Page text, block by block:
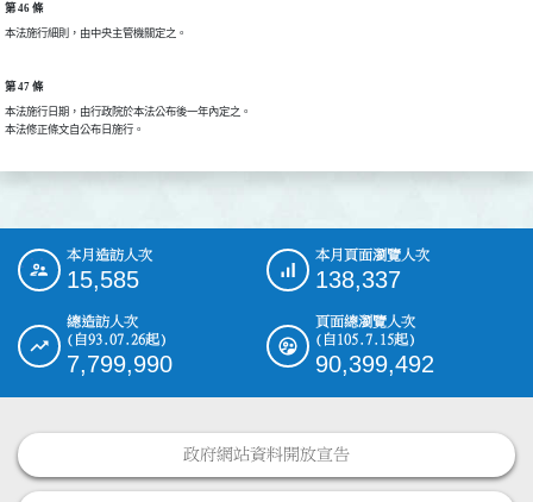
第 46 條
本法施行細則，由中央主管機關定之。
第 47 條
本法施行日期，由行政院於本法公布後一年內定之。
本法修正條文自公布日施行。
::: 本月造訪人次
15,585
本月頁面瀏覽人次
138,337
總造訪人次
(自93.07.26起)
7,799,990
頁面總瀏覽人次
(自105.7.15起)
90,399,492
政府網站資料開放宣告